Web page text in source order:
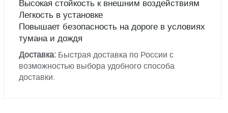
Высокая стойкость к внешним воздействиям
Легкость в установке
Повышает безопасность на дороге в условиях
тумана и дождя
Доставка: Быстрая доставка по России с
возможностью выбора удобного способа
доставки.